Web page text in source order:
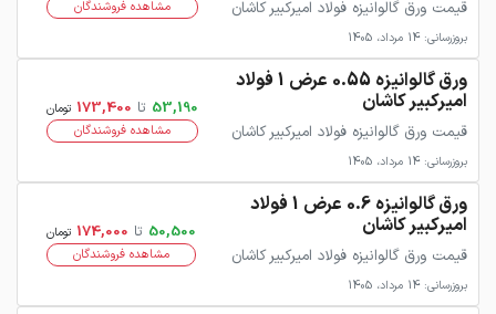
قیمت ورق گالوانیزه فولاد امیرکبیر کاشان
بروزرسانی: 14 مرداد، 1405
مشاهده فروشندگان
ورق گالوانیزه 0.55 عرض 1 فولاد
امیرکبیر کاشان
قیمت ورق گالوانیزه فولاد امیرکبیر کاشان
بروزرسانی: 14 مرداد، 1405
53,190 تا 173,400 تومان
مشاهده فروشندگان
ورق گالوانیزه 0.6 عرض 1 فولاد
امیرکبیر کاشان
قیمت ورق گالوانیزه فولاد امیرکبیر کاشان
بروزرسانی: 14 مرداد، 1405
50,500 تا 174,000 تومان
مشاهده فروشندگان